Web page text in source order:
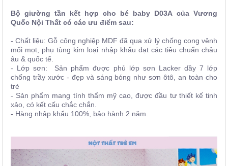
Bộ giường tần kết hợp cho bé baby D03A của Vương
Quốc Nội Thất có các ưu điểm sau:
- Chất liệu: Gỗ công nghiệp MDF đã qua xử lý chống cong vênh
mối mọt, phụ tùng kim loại nhập khẩu đạt các tiêu chuẩn châu
âu & quốc tế.
- Lớp sơn: Sản phẩm được phủ lớp sơn Lacker dầy 7 lớp
chống trầy xước - đẹp và sáng bóng như sơn ôtô, an toàn cho
trẻ
- Sản phẩm mang tính thẩm mỹ cao, được đầu tư thiết kế tinh
xảo, có kết cấu chắc chắn.
- Hàng nhập khẩu 100%, bảo hành 2 năm.